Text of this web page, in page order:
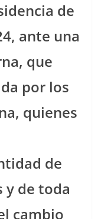
de
ante una
que
por los
quienes
de
y de toda
cambio